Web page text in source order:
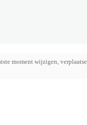
moment wijzigen,